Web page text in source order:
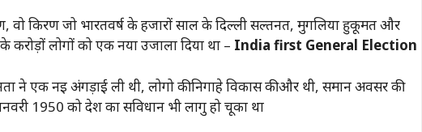
वो किरण जो भारतवर्ष के हजारों साल के दिल्ली सल्तनत, मुगलिया हुकूमत और
लोगों को एक नया उजाला दिया था – India first General Election
एक नइ अंगड़ाई ली थी, लोगो की निगाहे विकास की और थी, समान अवसर की
1950 को देश का सविधान भी लागु हो चूका था